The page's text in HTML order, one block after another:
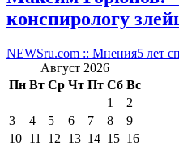
конспирологу
NEWSru.com :: Мнения5 лет
Август 2026
Пн Вт Ср Чт Пт Сб Вс
1
2
3
4 5 6 7 8
9
10 11 12 13 14 15 16